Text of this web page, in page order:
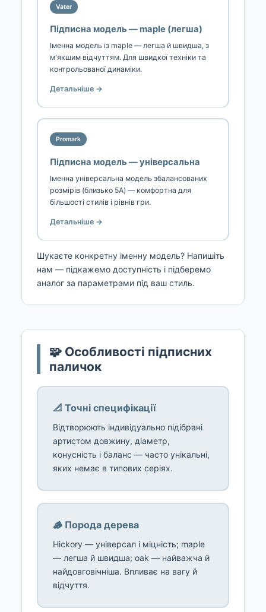
Vater
Підписна модель — maple (легша)
Іменна модель із maple — легша й швидша, з
м'якшим відчуттям. Для швидкої техніки та
контрольованої динаміки.
Детальніше →
Promark
Підписна модель — універсальна
Іменна універсальна модель збалансованих
розмірів (близько 5A) — комфортна для
більшості стилів і рівнів гри.
Детальніше →
Шукаєте конкретну іменну модель? Напишіть
нам — підкажемо доступність і підберемо
аналог за параметрами під ваш стиль.
🧩 Особливості підписних
паличок
📐 Точні специфікації
Відтворюють індивідуально підібрані
артистом довжину, діаметр,
конусність і баланс — часто унікальні,
яких немає в типових серіях.
🪵 Порода дерева
Hickory — універсал і міцність; maple
— легша й швидша; oak — найважча й
найдовговічніша. Впливає на вагу й
відчуття.